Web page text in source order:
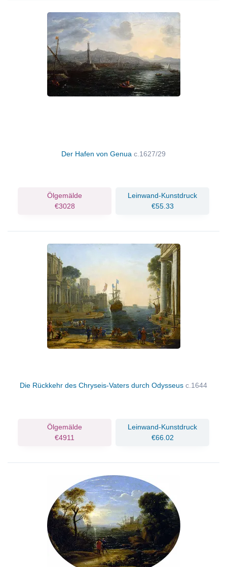
Der Hafen von Genua c.1627/29
Ölgemälde
€3028
Leinwand-Kunstdruck
€55.33
Die Rückkehr des Chryseis-Vaters durch Odysseus c.1644
Ölgemälde
€4911
Leinwand-Kunstdruck
€66.02